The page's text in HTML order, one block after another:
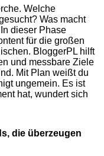
Welche
Was macht
dieser Phase
für die großen
BloggerPL hilft
und messbare Ziele
Mit Plan weißt du
ungemein. Es ist
hat, wundert sich
die überzeugen